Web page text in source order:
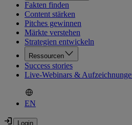
Fakten finden
Content stärken
Pitches gewinnen
Märkte verstehen
Strategien entwickeln
Ressourcen
Success stories
Live-Webinars &
EN